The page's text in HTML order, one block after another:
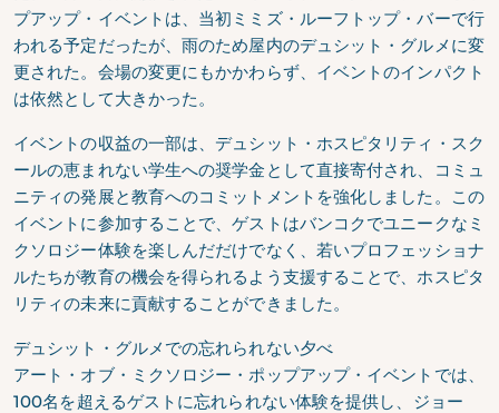
プアップ・イベントは、当初ミミズ・ルーフトップ・バーで行
われる予定だったが、雨のため屋内のデュシット・グルメに変
更された。会場の変更にもかかわらず、イベントのインパクト
は依然として大きかった。
イベントの収益の一部は、デュシット・ホスピタリティ・スク
ールの恵まれない学生への奨学金として直接寄付され、コミュ
ニティの発展と教育へのコミットメントを強化しました。この
イベントに参加することで、ゲストはバンコクでユニークなミ
クソロジー体験を楽しんだだけでなく、若いプロフェッショナ
ルたちが教育の機会を得られるよう支援することで、ホスピタ
リティの未来に貢献することができました。
デュシット・グルメでの忘れられない夕べ
アート・オブ・ミクソロジー・ポップアップ・イベントでは、
100名を超えるゲストに忘れられない体験を提供し、ジョー